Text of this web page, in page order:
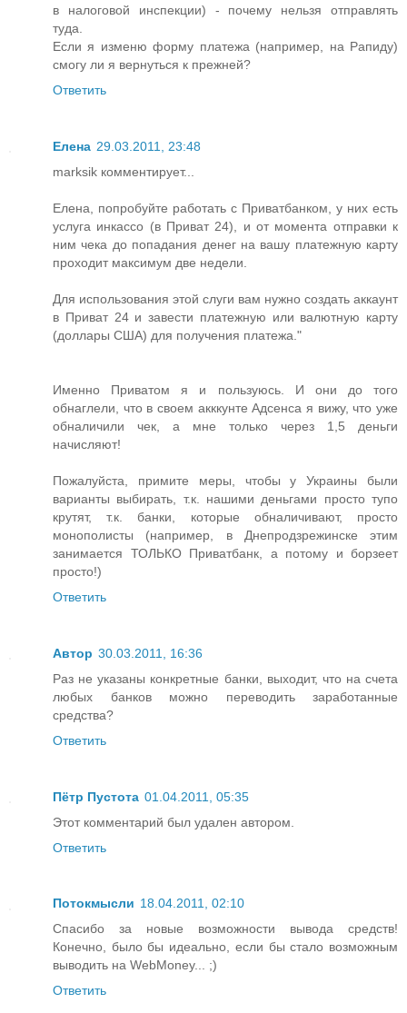
в налоговой инспекции) - почему нельзя отправлять
туда.
Если я изменю форму платежа (например, на Рапиду)
смогу ли я вернуться к прежней?
Ответить
Елена 29.03.2011, 23:48
marksik комментирует...
Елена, попробуйте работать с Приватбанком, у них есть
услуга инкассо (в Приват 24), и от момента отправки к
ним чека до попадания денег на вашу платежную карту
проходит максимум две недели.
Для использования этой слуги вам нужно создать аккаунт
в Приват 24 и завести платежную или валютную карту
(доллары США) для получения платежа."
Именно Приватом я и пользуюсь. И они до того
обнаглели, что в своем акккунте Адсенса я вижу, что уже
обналичили чек, а мне только через 1,5 деньги
начисляют!
Пожалуйста, примите меры, чтобы у Украины были
варианты выбирать, т.к. нашими деньгами просто тупо
крутят, т.к. банки, которые обналичивают, просто
монополисты (например, в Днепродзрежинске этим
занимается ТОЛЬКО Приватбанк, а потому и борзеет
просто!)
Ответить
Автор 30.03.2011, 16:36
Раз не указаны конкретные банки, выходит, что на счета
любых банков можно переводить заработанные
средства?
Ответить
Пётр Пустота 01.04.2011, 05:35
Этот комментарий был удален автором.
Ответить
Потокмысли 18.04.2011, 02:10
Спасибо за новые возможности вывода средств!
Конечно, было бы идеально, если бы стало возможным
выводить на WebMoney... ;)
Ответить